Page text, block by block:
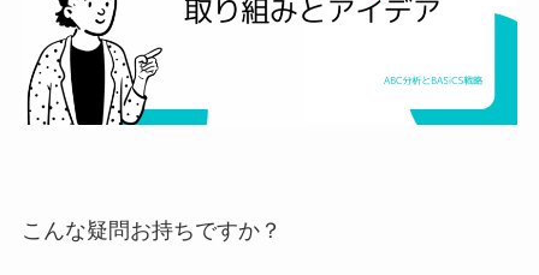
こんな疑問お持ちですか？